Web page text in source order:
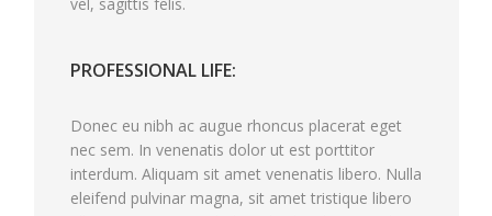
PROFESSIONAL LIFE:
Donec eu nibh ac augue rhoncus placerat eget
nec sem. In venenatis dolor ut est porttitor
interdum. Aliquam sit amet venenatis libero. Nulla
eleifend pulvinar magna, sit amet tristique libero